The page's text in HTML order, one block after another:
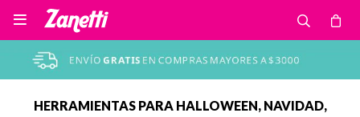

HERRAMIENTAS PARA HALLOWEEN, NAVIDAD,